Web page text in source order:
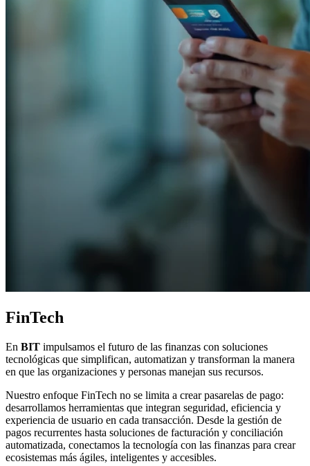
FinTech
En BIT impulsamos el futuro de las finanzas con soluciones
tecnológicas que simplifican, automatizan y transforman la manera
en que las organizaciones y personas manejan sus recursos.
Nuestro enfoque FinTech no se limita a crear pasarelas de pago:
desarrollamos herramientas que integran seguridad, eficiencia y
experiencia de usuario en cada transacción. Desde la gestión de
pagos recurrentes hasta soluciones de facturación y conciliación
automatizada, conectamos la tecnología con las finanzas para crear
ecosistemas más ágiles, inteligentes y accesibles.